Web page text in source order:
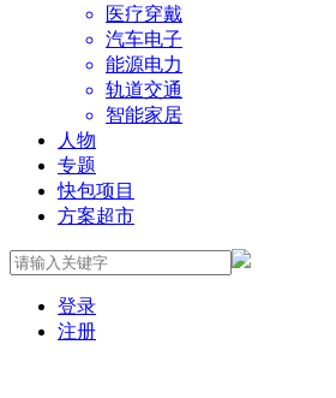
医疗穿戴
汽车电子
能源电力
轨道交通
智能家居
人物
专题
快包项目
方案超市
登录
注册